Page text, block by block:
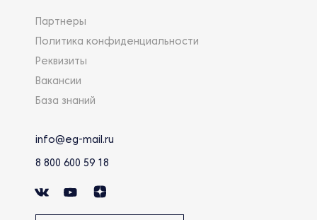
Партнеры
Политика конфиденциальности
Реквизиты
Вакансии
База знаний
info@eg-mail.ru
8 800 600 59 18